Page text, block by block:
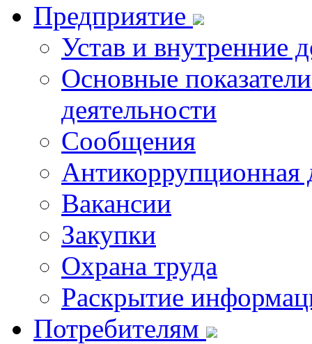
Предприятие
Устав и внутренние
Основные
деятельности
Сообщения
Антикоррупционная
Вакансии
Закупки
Охрана труда
Раскрытие
Потребителям